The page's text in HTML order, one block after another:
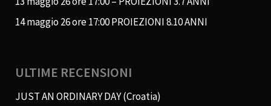
14 maggio 26 ore 17:00 PROIEZIONI 8.10 ANNI
ULTIME RECENSIONI
JUST AN ORDINARY DAY (Croatia)